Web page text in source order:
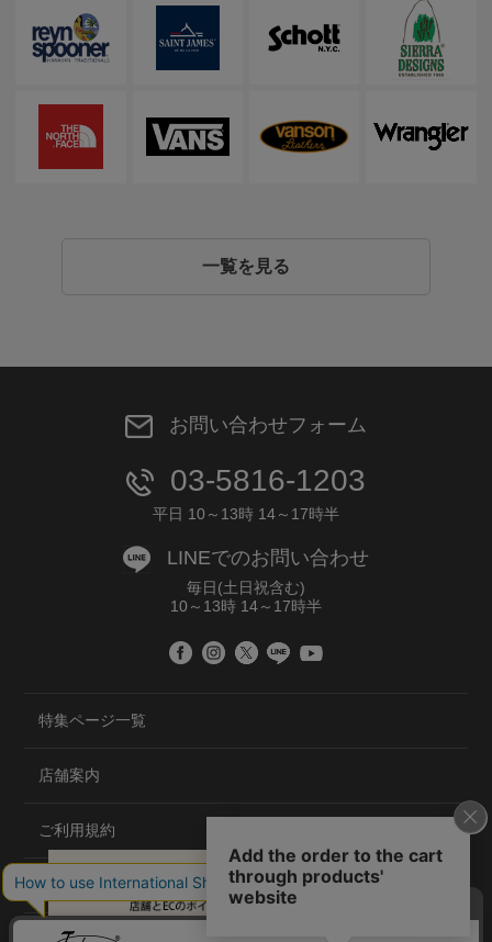
一覧を見る
お問い合わせフォーム
03-5816-1203
平日 10～13時 14～17時半
LINEでのお問い合わせ
毎日(土日祝含む)
10～13時 14～17時半
特集ページ一覧
店舗案内
ご利用規約
プライバシーポリシー